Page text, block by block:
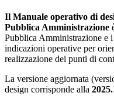
Il Manuale operativo di
Pubblica Amministrazione
Pubblica Amministrazione e
indicazioni operative per
realizzazione dei punti di
La versione aggiornata
design corrisponde alla